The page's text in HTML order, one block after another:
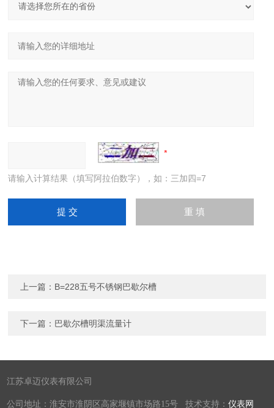
请输入计算结果（填写阿拉伯数字），如：三加四=7
上一篇： B=228五号不锈钢巴歇尔槽
下一篇： 巴歇尔槽明渠流量计
江苏卓迈仪表有限公司
公司地址：淮安市淮阴区高家堰镇市场路15号 技术支持：仪表网